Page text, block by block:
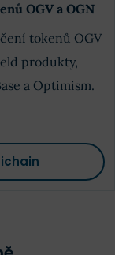
OGV a OGN
tokenů OGV
produkty,
a Optimism.